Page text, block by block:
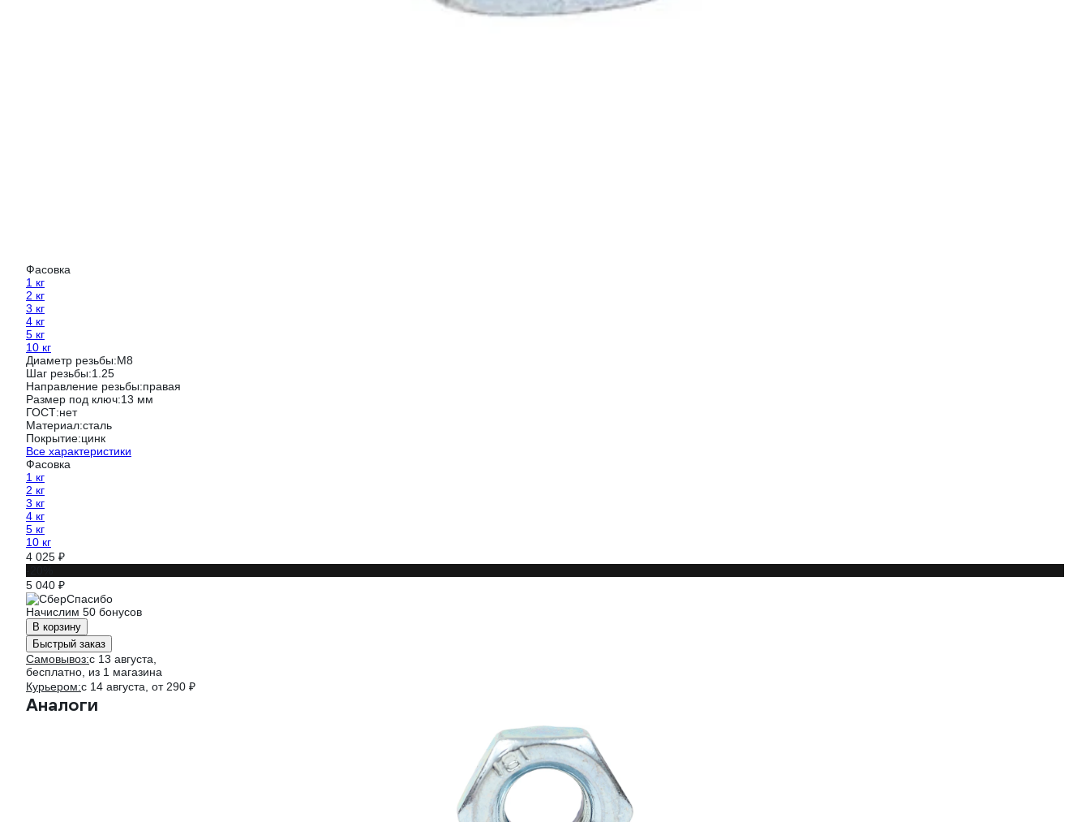
Фасовка
1 кг
2 кг
3 кг
4 кг
5 кг
10 кг
Диаметр резьбы:М8
Шаг резьбы:1.25
Направление резьбы:правая
Размер под ключ:13 мм
ГОСТ:нет
Материал:сталь
Покрытие:цинк
Все характеристики
Фасовка
1 кг
2 кг
3 кг
4 кг
5 кг
10 кг
4 025 ₽
5 040 ₽
Начислим 50 бонусов
В корзину
Быстрый заказ
Самовывоз:c 13 августа,
бесплатно , из 1 магазина
Курьером:c 14 августа, от 290 ₽
Аналоги